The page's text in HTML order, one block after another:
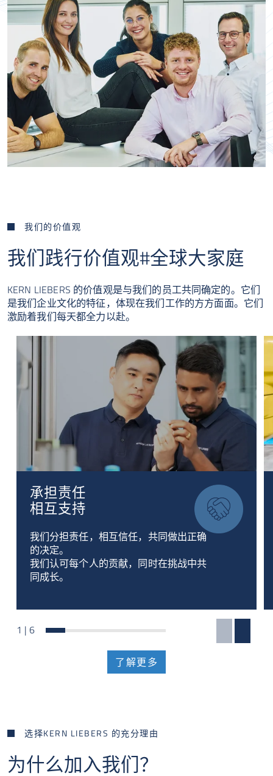
我们的价值观
我们践行价值观#全球大家庭
KERN LIEBERS 的价值观是与我们的员工共同确定的。它们
是我们企业文化的特征，体现在我们工作的方方面面。它们
激励着我们每天都全力以赴。
承担责任
相互支持
我们分担责任，相互信任，共同做出正确
的决定。
我们认可每个人的贡献，同时在挑战中共
同成长。
1 | 6
了解更多
选择KERN LIEBERS 的充分理由
为什么加入我们？